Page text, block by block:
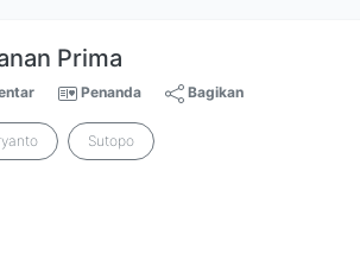
Prima
Penanda Bagikan
Sutopo